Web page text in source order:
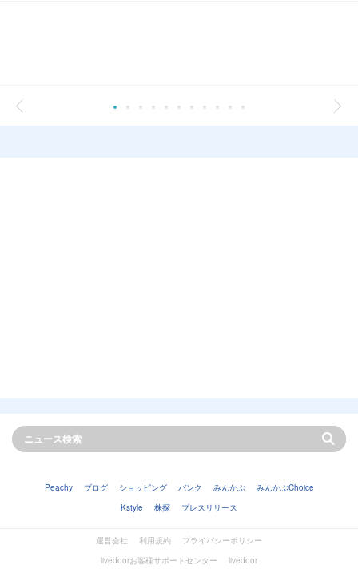
Peachy ブログ ショッピング バンク みんかぶ
みんかぶChoice
Kstyle
株探 プレスリリース
運営会社 利用規約
プライバシーポリシー
livedoorお客様サポートセンター
livedoor